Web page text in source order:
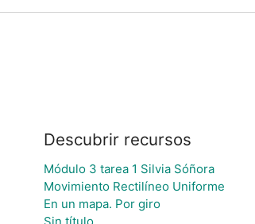
Descubrir recursos
Módulo 3 tarea 1 Silvia Sóñora
Movimiento Rectilíneo Uniforme
En un mapa. Por giro